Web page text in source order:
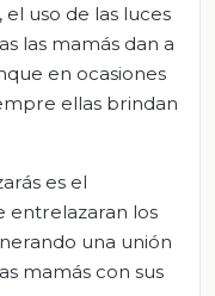
uso de las luces
las mamás dan a
en ocasiones
ellas brindan
es el
entrelazaran los
una unión
mamás con sus